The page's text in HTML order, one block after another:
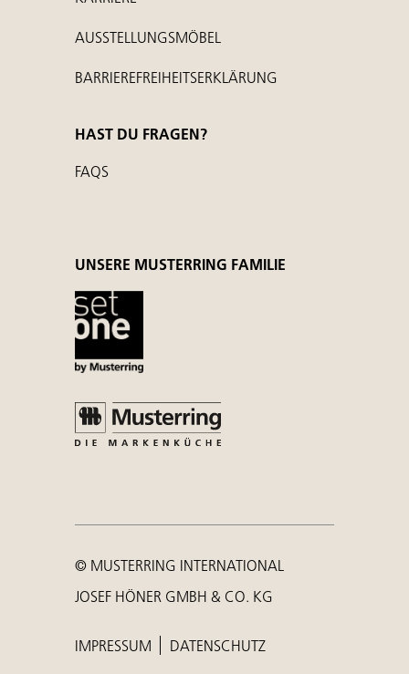
AUSSTELLUNGSMÖBEL
BARRIEREFREIHEITSERKLÄRUNG
HAST DU FRAGEN?
FAQS
UNSERE MUSTERRING FAMILIE
© MUSTERRING INTERNATIONAL
JOSEF HÖNER GMBH & CO. KG
IMPRESSUM DATENSCHUTZ